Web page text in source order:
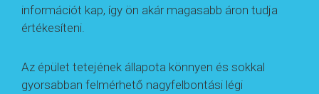
információt kap, így ön akár magasabb áron tudja
értékesíteni.
Az épület tetejének állapota könnyen és sokkal
gyorsabban felmérhető nagyfelbontási légi